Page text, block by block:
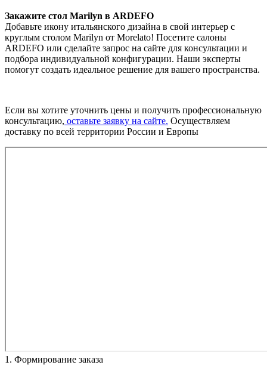
Закажите стол Marilyn в ARDEFO
Добавьте икону итальянского дизайна в свой интерьер с
круглым столом Marilyn от Morelato! Посетите салоны
ARDEFO или сделайте запрос на сайте для консультации и
подбора индивидуальной конфигурации. Наши эксперты
помогут создать идеальное решение для вашего пространства.
Если вы хотите уточнить цены и получить профессиональную
консультацию, оставьте заявку на сайте. Осуществляем
доставку по всей территории России и Европы
1. Формирование заказа